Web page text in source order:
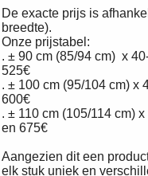
De exacte prijs is
breedte).
Onze prijstabel:
. ± 90 cm (85/94 cm) x
525€
. ± 100 cm (95/104 cm) x
600€
. ± 110 cm (105/114 cm)
en 675€
Aangezien dit een
elk stuk uniek en